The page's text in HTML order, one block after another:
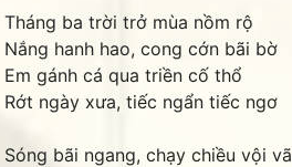
Tháng ba trời trở mùa nồm rộ
Nắng hanh hao, cong cớn bãi bờ
Em gánh cá qua triền cố thổ
Rớt ngày xưa, tiếc ngẩn tiếc ngơ
Sóng bãi ngang, chạy chiều vội vã